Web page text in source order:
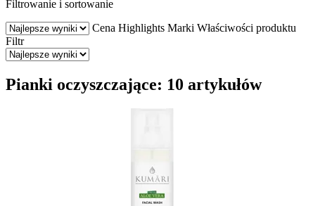
Filtrowanie i sortowanie
Cena Highlights Marki Właściwości produktu
Filtr
Pianki oczyszczające: 10 artykułów